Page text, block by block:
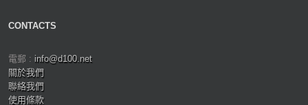
CONTACTS
電郵 : info@d100.net
關於我們
聯絡我們
使用條款